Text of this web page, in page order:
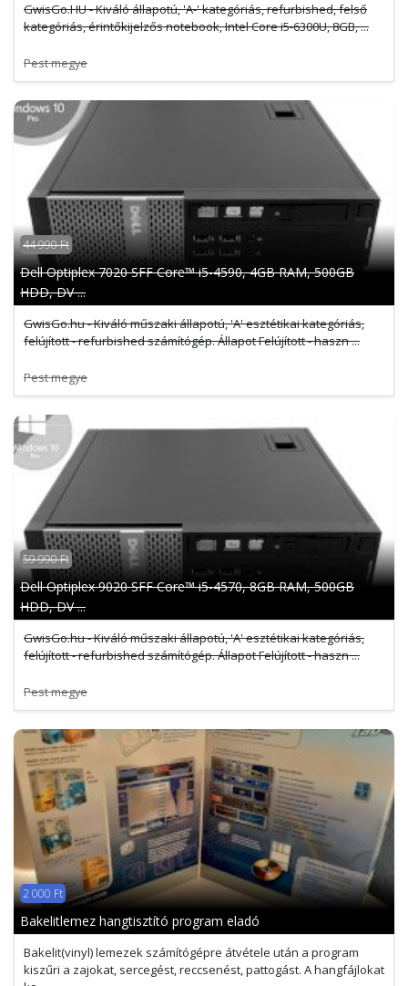
GwisGo.HU - Kiváló állapotú, 'A-' kategóriás, refurbished, felső
kategóriás, érintőkijelzős notebook, Intel Core i5-6300U, 8GB, ...
Pest megye
44 990 Ft
Dell Optiplex 7020 SFF Core™ i5-4590, 4GB RAM, 500GB
HDD, DV ...
GwisGo.hu - Kiváló műszaki állapotú, 'A' esztétikai kategóriás,
felújított - refurbished számítógép. Állapot Felújított - haszn ...
Pest megye
59 990 Ft
Dell Optiplex 9020 SFF Core™ i5-4570, 8GB RAM, 500GB
HDD, DV ...
GwisGo.hu - Kiváló műszaki állapotú, 'A' esztétikai kategóriás,
felújított - refurbished számítógép. Állapot Felújított - haszn ...
Pest megye
2 000 Ft
Bakelitlemez hangtisztító program eladó
Bakelit(vinyl) lemezek számítógépre átvétele után a program
kiszűri a zajokat, sercegést, reccsenést, pattogást. A hangfájlokat